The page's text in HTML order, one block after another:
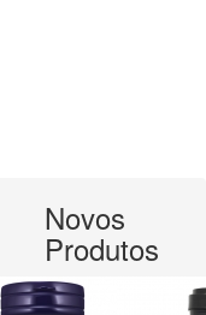
Novos
Produtos